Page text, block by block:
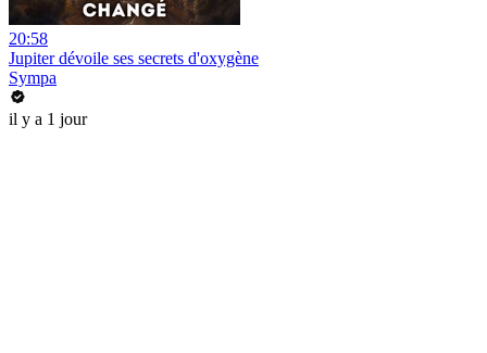
20:58
Jupiter dévoile ses secrets d'oxygène
Sympa
il y a 1 jour